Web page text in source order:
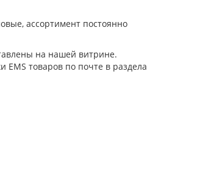
ассортимент постоянно
на нашей витрине.
EMS товаров по почте в раздела